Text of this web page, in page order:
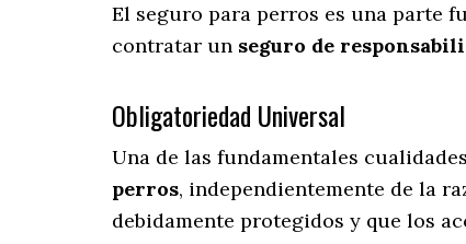
El seguro para perros es una parte
contratar un seguro de
Obligatoriedad Universal
Una de las fundamentales
perros, independientemente de la
debidamente protegidos y que los